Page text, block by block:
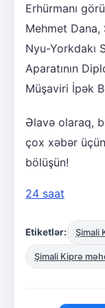
Erhürmanı
Mehmet Dana,
Nyu-Yorkdakı
Aparatının
Müşaviri İpək
Əlavə olaraq,
çox xəbər
bölüşün!
24 saat
Etiketlər: Şimali
Şimali Kiprə